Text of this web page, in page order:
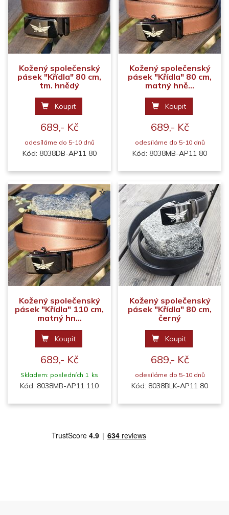
Kožený společenský
pásek "Křídla" 80 cm,
tm. hnědý
Koupit
689,- Kč
odesíláme do 5-10 dnů
Kód: 8038DB-AP11 80
Kožený společenský
pásek "Křídla" 80 cm,
matný hně...
Koupit
689,- Kč
odesíláme do 5-10 dnů
Kód: 8038MB-AP11 80
Kožený společenský
pásek "Křídla" 110 cm,
matný hn...
Koupit
689,- Kč
Skladem: posledních 1 ks
Kód: 8038MB-AP11 110
Kožený společenský
pásek "Křídla" 80 cm,
černý
Koupit
689,- Kč
odesíláme do 5-10 dnů
Kód: 8038BLK-AP11 80